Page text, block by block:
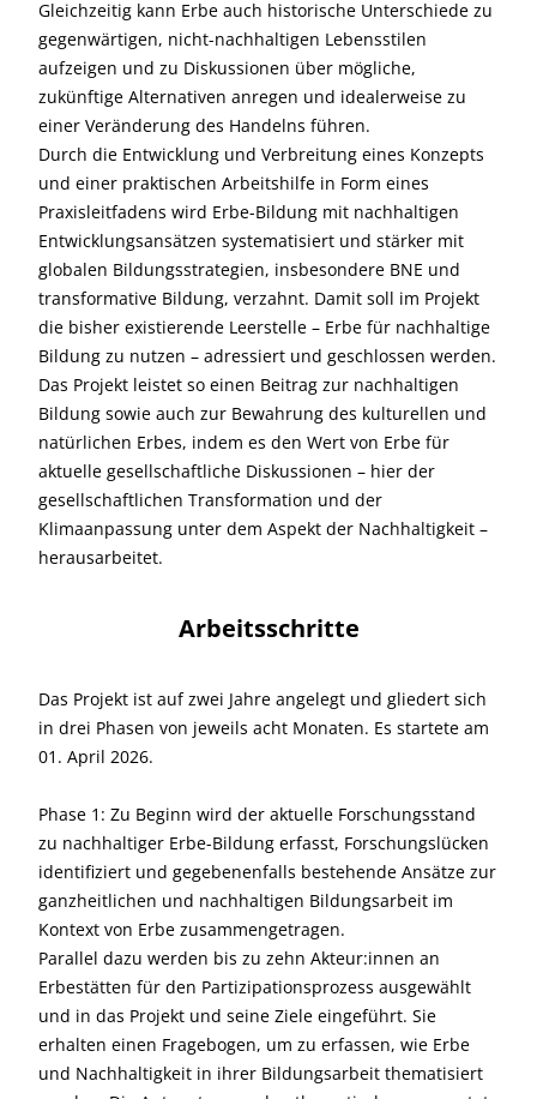
Gleichzeitig kann Erbe auch historische Unterschiede zu
gegenwärtigen, nicht-nachhaltigen Lebensstilen
aufzeigen und zu Diskussionen über mögliche,
zukünftige Alternativen anregen und idealerweise zu
einer Veränderung des Handelns führen.
Durch die Entwicklung und Verbreitung eines Konzepts
und einer praktischen Arbeitshilfe in Form eines
Praxisleitfadens wird Erbe-Bildung mit nachhaltigen
Entwicklungsansätzen systematisiert und stärker mit
globalen Bildungsstrategien, insbesondere BNE und
transformative Bildung, verzahnt. Damit soll im Projekt
die bisher existierende Leerstelle – Erbe für nachhaltige
Bildung zu nutzen – adressiert und geschlossen werden.
Das Projekt leistet so einen Beitrag zur nachhaltigen
Bildung sowie auch zur Bewahrung des kulturellen und
natürlichen Erbes, indem es den Wert von Erbe für
aktuelle gesellschaftliche Diskussionen – hier der
gesellschaftlichen Transformation und der
Klimaanpassung unter dem Aspekt der Nachhaltigkeit –
herausarbeitet.
Arbeitsschritte
Das Projekt ist auf zwei Jahre angelegt und gliedert sich
in drei Phasen von jeweils acht Monaten. Es startete am
01. April 2026.
Phase 1: Zu Beginn wird der aktuelle Forschungsstand
zu nachhaltiger Erbe-Bildung erfasst, Forschungslücken
identifiziert und gegebenenfalls bestehende Ansätze zur
ganzheitlichen und nachhaltigen Bildungsarbeit im
Kontext von Erbe zusammengetragen.
Parallel dazu werden bis zu zehn Akteur:innen an
Erbestätten für den Partizipationsprozess ausgewählt
und in das Projekt und seine Ziele eingeführt. Sie
erhalten einen Fragebogen, um zu erfassen, wie Erbe
und Nachhaltigkeit in ihrer Bildungsarbeit thematisiert